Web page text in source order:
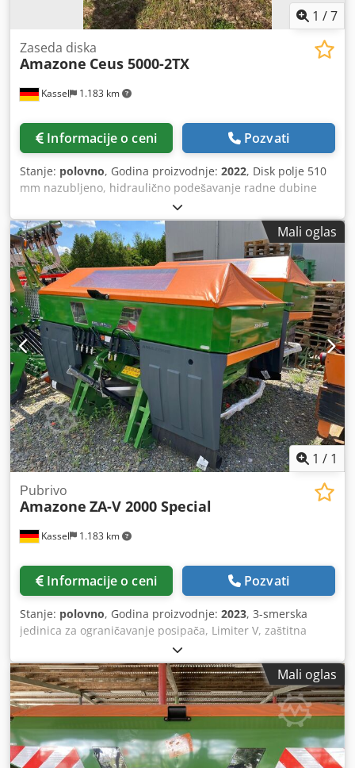
1 /7
Kassel 1.183 km
Zaseda diska
Amazone Ceus 5000-2TX
Informacije o ceni Pozvati
Stanje: polovno, Godina proizvodnje: 2022, Disk polje 510
mm nazubljeno, hidraulično podešavanje radne dubine
diska, hidraulično podešavanje radne dubine
izravnavajuće jedinice, C-Mix-Ultra zupci za Ceus 50,
hidraulično podešavanje radne dubine polja zubaca sa
hidrauličnom vučnom osovinom, HD nož 80 mm (14/K1)
Codpetz Tplsfx Akterf
Mali oglas
1 / 1
Kassel 1.183 km
Рubrivo
Amazone ZA-V 2000 Special
Informacije o ceni Pozvati
Stanje: polovno, Godina proizvodnje: 2023, 3-smerska
jedinica za ograničavanje posipača, Limiter V, zaštitna
ograda za cev, L, mehanički pokazivač položaja posipačkog
uređaja ZA-V, produžetak spremnika S 2000, ugradni delovi
za osnovni uređaj ZA, kardansko vratilo sa sigurnosnom
spojkom, blatobrani L i merdevine, LED osvetljenje pozadi.
Crjdjt Dwibspfx Aktjf
Mali oglas